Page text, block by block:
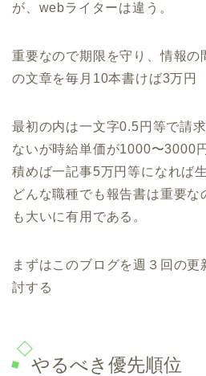
が、webライターは違う。
重要なので期限を守り、情報
の文章を毎月10本書けば3万円
最初の内は一文字0.5円等で請
ないが時給単価が1000〜3000
積めば一記事5万円等になれば
どんな職種でも報告書は重要な
も大いに有用である。
まずはこのブログを週３回の更
討する
やるべき優先順位